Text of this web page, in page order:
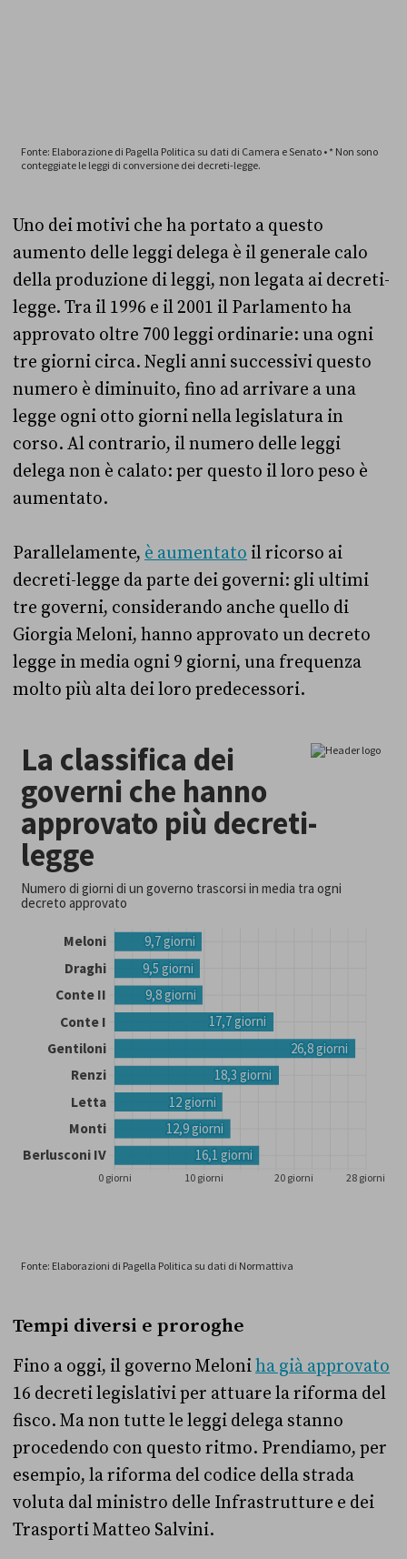
Uno dei motivi che ha portato a questo
aumento delle leggi delega è il generale calo
della produzione di leggi, non legata ai decreti-
legge. Tra il 1996 e il 2001 il Parlamento ha
approvato oltre 700 leggi ordinarie: una ogni
tre giorni circa. Negli anni successivi questo
numero è diminuito, fino ad arrivare a una
legge ogni otto giorni nella legislatura in
corso. Al contrario, il numero delle leggi
delega non è calato: per questo il loro peso è
aumentato.
Parallelamente, è aumentato il ricorso ai
decreti-legge da parte dei governi: gli ultimi
tre governi, considerando anche quello di
Giorgia Meloni, hanno approvato un decreto
legge in media ogni 9 giorni, una frequenza
molto più alta dei loro predecessori.
Tempi diversi e proroghe
Fino a oggi, il governo Meloniha già approvato
16 decreti legislativi per attuare la riforma del
fisco. Ma non tutte le leggi delega stanno
procedendo con questo ritmo. Prendiamo, per
esempio, la riforma del codice della strada
voluta dal ministro delle Infrastrutture e dei
Trasporti Matteo Salvini.